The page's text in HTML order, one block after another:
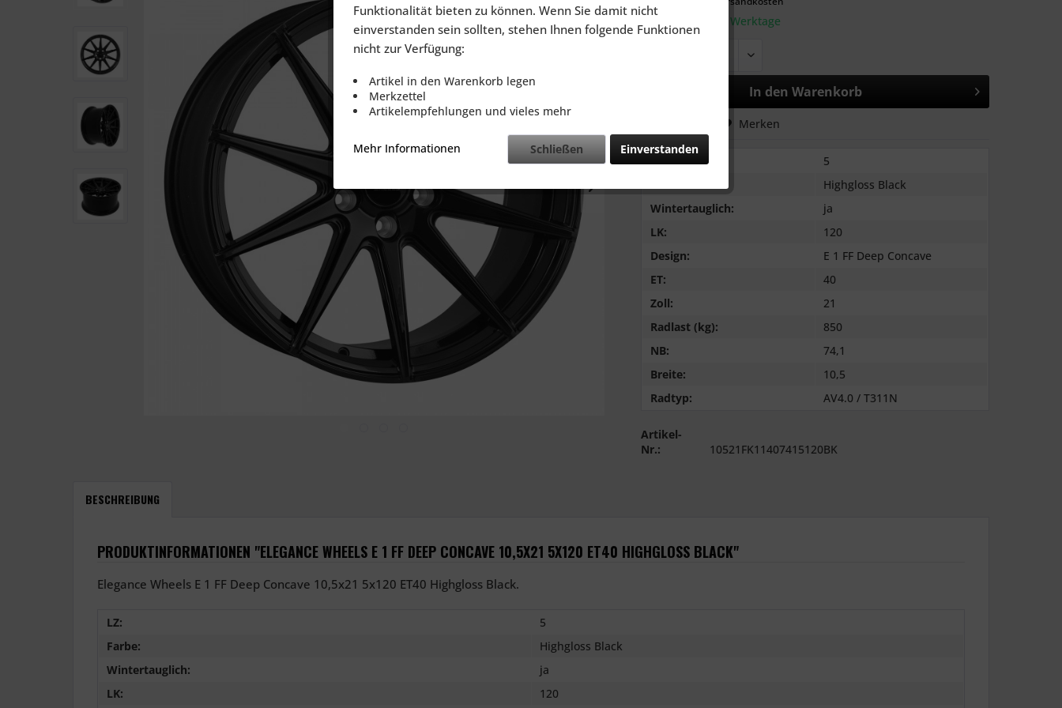
Lieferzeit: 2-3 Werktage
In den Warenkorb
Merken
LZ:
5
Highgloss Black
Wintertauglich:
ja
LK:
120
Design:
E 1 FF Deep Concave
ET:
40
Zoll:
21
Radlast (kg):
850
NB:
74,1
Breite:
10,5
Radtyp:
AV4.0 / T311N
Artikel-
Nr.:
10521FK11407415120BK
BESCHREIBUNG
PRODUKTINFORMATIONEN "ELEGANCE WHEELS E 1 FF DEEP CONCAVE 10,5X21 5X120 ET40 HIGHGLOSS BLACK"
Elegance Wheels E 1 FF Deep Concave 10,5x21 5x120 ET40 Highgloss Black.
LZ:
5
Farbe:
Highgloss Black
Wintertauglich:
ja
LK:
120
Funktionalität bieten zu können. Wenn Sie damit nicht
einverstanden sein sollten, stehen Ihnen folgende Funktionen
nicht zur Verfügung:
Artikel in den Warenkorb legen
Merkzettel
Artikelempfehlungen und vieles mehr
Mehr Informationen Einverstanden
Schließen